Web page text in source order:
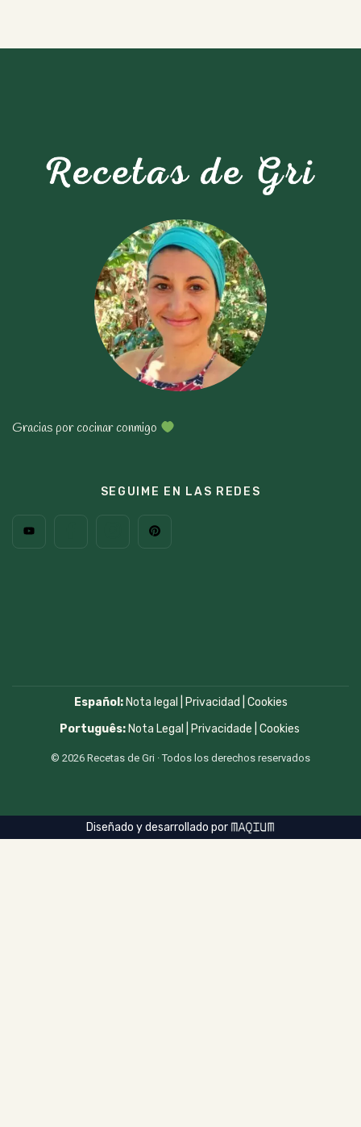
Gracias por cocinar conmigo
SEGUIME EN LAS REDES
Español: Nota legal Privacidad
Cookies
Português: Nota Legal Privacidade Cookies
© 2026 Recetas de Gri · Todos los derechos reservados
Diseñado y desarrollado por